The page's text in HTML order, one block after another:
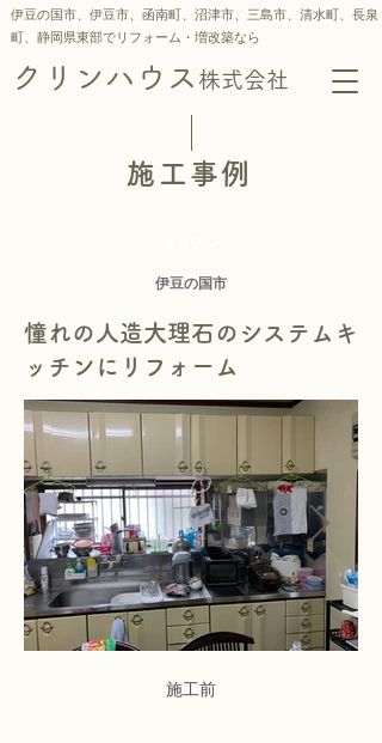
伊豆の国市、伊豆市、函南町、沼津市、三島市、 清水町、 長泉
町、静岡県東部でリフォーム・増改築なら
クリンハウス 株式会社
施工事例
伊豆の国市
憧れの人造大理石のシステムキ
ッチンにリフォーム
施工前